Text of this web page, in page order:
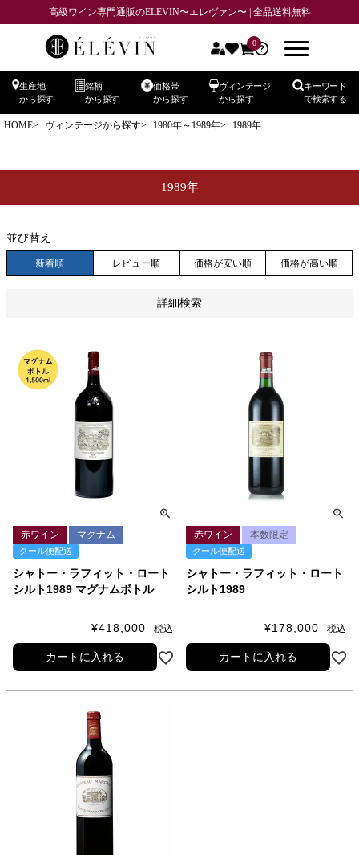
高級ワイン専門通販のELEVIN〜エレヴァン〜 | 全品送料無料
0
生産地
から探す
銘柄
から探す
価格帯
から探す
ヴィンテージ
から探す
キーワード
で検索する
HOME ヴィンテージから探す 1980年～1989年 1989年
1989年
並び替え
新着順 レビュー順 価格が安い順 価格が高い順
詳細検索
商品番号
在庫なし商品
在庫なし商品を表示しない
並び順
優先度順
シャトー・ラフィット・ロート
シルト1989 マグナムボトル
赤ワイン マグナム
クール便配送
¥418,000 税込
カートに入れる
シャトー・ラフィット・ロート
シルト1989
赤ワイン 本数限定
クール便配送
¥178,000 税込
カートに入れる